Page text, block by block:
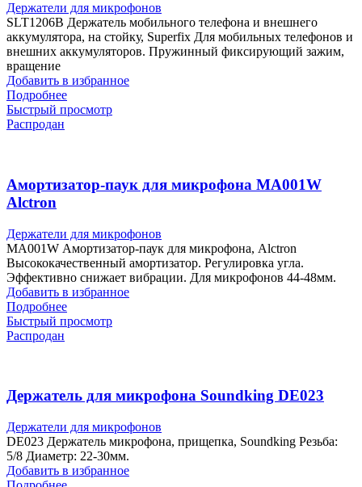
Держатели для микрофонов
SLT1206B Держатель мобильного телефона и внешнего
аккумулятора, на стойку, Superfix Для мобильных телефонов и
внешних аккумуляторов. Пружинный фиксирующий зажим,
вращение
Добавить в избранное
Подробнее
Быстрый просмотр
Распродан
Амортизатор-паук для микрофона MA001W
Alctron
Держатели для микрофонов
MA001W Амортизатор-паук для микрофона, Alctron
Высококачественный амортизатор. Регулировка угла.
Эффективно снижает вибрации. Для микрофонов 44-48мм.
Добавить в избранное
Подробнее
Быстрый просмотр
Распродан
Держатель для микрофона Soundking DE023
Держатели для микрофонов
DE023 Держатель микрофона, прищепка, Soundking Резьба:
5/8 Диаметр: 22-30мм.
Добавить в избранное